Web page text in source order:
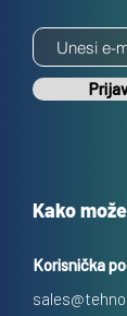
Kako
Korisnička